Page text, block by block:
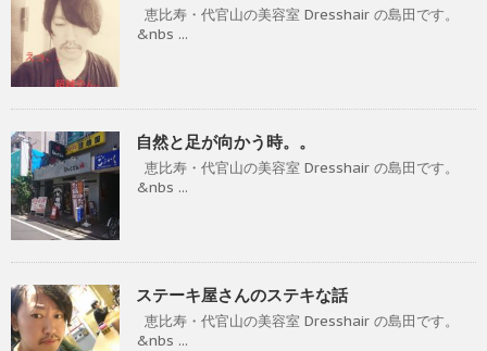
恵比寿・代官山の美容室 Dresshair の島田です。
&nbs ...
自然と足が向かう時。。
恵比寿・代官山の美容室 Dresshair の島田です。
&nbs ...
ステーキ屋さんのステキな話
恵比寿・代官山の美容室 Dresshair の島田です。
&nbs ...